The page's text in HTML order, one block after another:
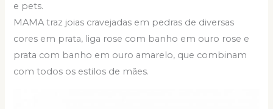
e pets.
MAMA traz joias cravejadas em pedras de diversas
cores em prata, liga rose com banho em ouro rose e
prata com banho em ouro amarelo, que combinam
com todos os estilos de mães.